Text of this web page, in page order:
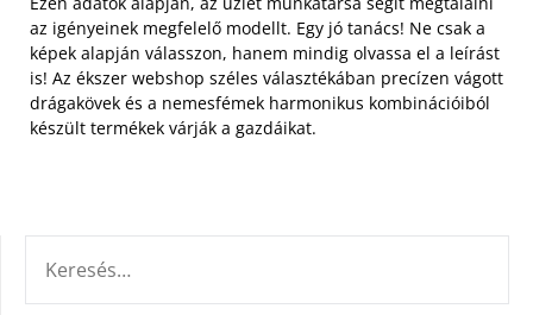
az igényeinek megfelelő modellt. Egy jó tanács! Ne csak a
képek alapján válasszon, hanem mindig olvassa el a leírást
is! Az ékszer webshop széles választékában precízen vágott
drágakövek és a nemesfémek harmonikus kombinációiból
készült termékek várják a gazdáikat.